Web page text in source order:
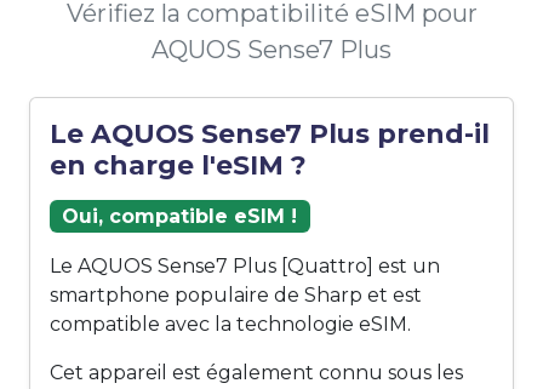
Vérifiez la compatibilité eSIM pour
AQUOS Sense7 Plus
Le AQUOS Sense7 Plus prend-il
en charge l'eSIM ?
Oui, compatible eSIM !
Le AQUOS Sense7 Plus [Quattro] est un
smartphone populaire de Sharp et est
compatible avec la technologie eSIM.
Cet appareil est également connu sous les